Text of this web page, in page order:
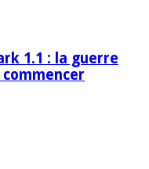
1.1 : la guerre